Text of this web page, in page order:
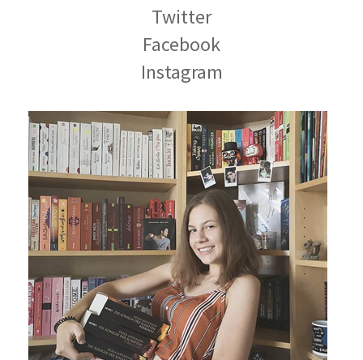
Twitter
Facebook
Instagram